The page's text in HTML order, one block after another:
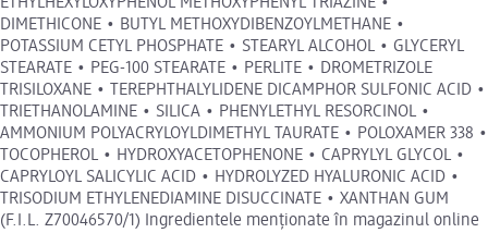
ETHYLHEXYLOXYPHENOL METHOXYPHENYL TRIAZINE •
DIMETHICONE • BUTYL METHOXYDIBENZOYLMETHANE •
POTASSIUM CETYL PHOSPHATE • STEARYL ALCOHOL • GLYCERYL
STEARATE • PEG-100 STEARATE • PERLITE • DROMETRIZOLE
TRISILOXANE • TEREPHTHALYLIDENE DICAMPHOR SULFONIC ACID •
TRIETHANOLAMINE • SILICA • PHENYLETHYL RESORCINOL •
AMMONIUM POLYACRYLOYLDIMETHYL TAURATE • POLOXAMER 338 •
TOCOPHEROL • HYDROXYACETOPHENONE • CAPRYLYL GLYCOL •
CAPRYLOYL SALICYLIC ACID • HYDROLYZED HYALURONIC ACID •
TRISODIUM ETHYLENEDIAMINE DISUCCINATE • XANTHAN GUM
(F.I.L. Z70046570/1) Ingredientele menționate în magazinul online